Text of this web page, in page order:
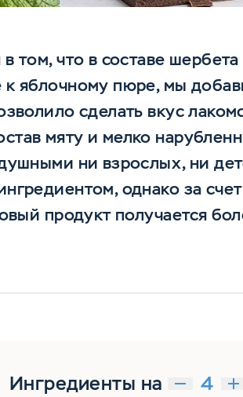
том, что в составе шербета
к яблочному пюре, мы
сделать вкус
мяту и мелко
ни взрослых, ни
однако за счет
продукт получается
Ингредиенты на